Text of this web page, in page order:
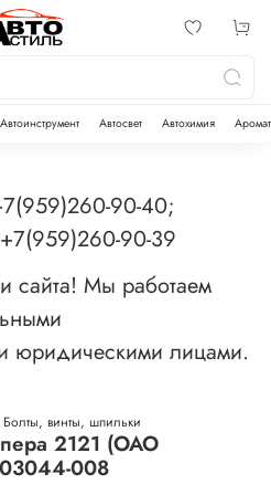
Автоинструмент Автосвет Автохимия
90-40;
90-39
сайта! Мы работаем
юридическими лицами.
Болты, винты, шпильки
2121 (ОАО
008